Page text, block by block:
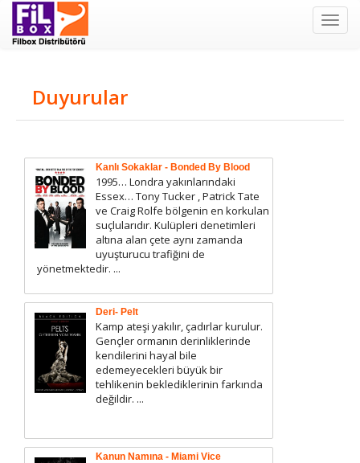
Filbox
Duyurular
Kanlı Sokaklar - Bonded By Blood
1995… Londra yakınlarındaki
Essex… Tony Tucker , Patrick Tate
ve Craig Rolfe bölgenin en korkulan
suçlularıdır. Kulüpleri denetimleri
altına alan çete aynı zamanda
uyuşturucu trafiğini de
yönetmektedir. ...
Deri- Pelt
Kamp ateşi yakılır, çadırlar kurulur.
Gençler ormanın derinliklerinde
kendilerini hayal bile
edemeyecekleri büyük bir
tehlikenin beklediklerinin farkında
değildir. ...
Kanun Namına - Miami Vice